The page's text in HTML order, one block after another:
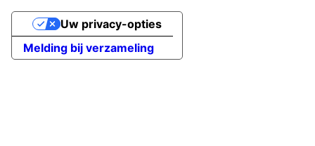
Melding bij verzameling
Uw privacy-opties